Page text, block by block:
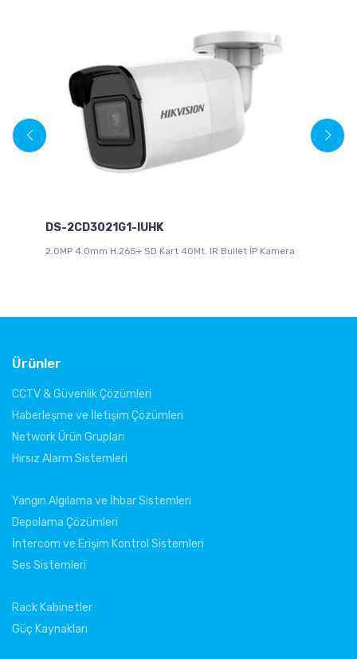
DS-2CD3021G1-IUHK
2.0MP 4.0mm H.265+ SD Kart 40Mt. IR Bullet İP Kamera
Ürünler
CCTV & Güvenlik Çözümleri
Haberleşme ve İletişim Çözümleri
Network Ürün Grupları
Hırsız Alarm Sistemleri
Yangın Algılama ve İhbar Sistemleri
Depolama Çözümleri
İntercom ve Erişim Kontrol Sistemleri
Ses Sistemleri
Rack Kabinetler
Güç Kaynakları